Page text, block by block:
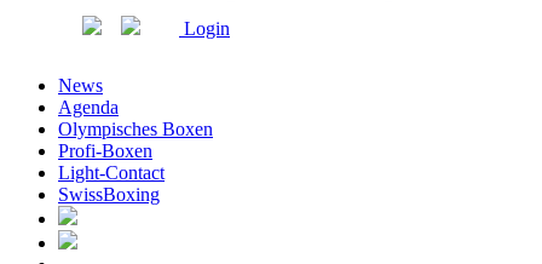
Login
News
Agenda
Olympisches Boxen
Profi-Boxen
Light-Contact
SwissBoxing